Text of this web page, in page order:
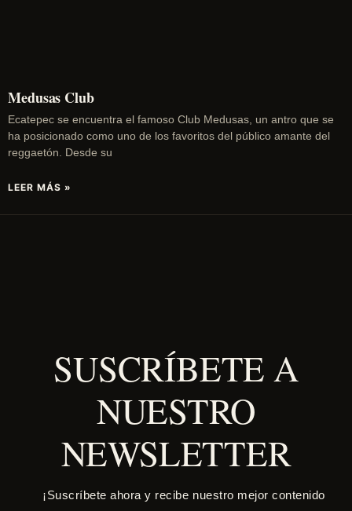
Medusas Club
Ecatepec se encuentra el famoso Club Medusas, un antro que se
ha posicionado como uno de los favoritos del público amante del
reggaetón. Desde su
LEER MÁS »
SUSCRÍBETE A
NUESTRO
NEWSLETTER
¡Suscríbete ahora y recibe nuestro mejor contenido